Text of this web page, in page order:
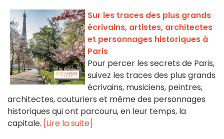
Sur les traces des plus grands
écrivains, artistes, architectes
et personnages historiques à
Paris
Pour percer les secrets de Paris,
suivez les traces des plus grands
écrivains, musiciens, peintres,
architectes, couturiers et même des personnages
historiques qui ont parcouru, en leur temps, la
capitale. [Lire la suite]